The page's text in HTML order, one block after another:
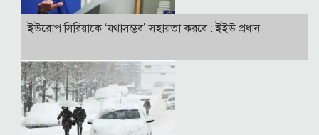
ইউরোপ সিরিয়াকে ‘যথাসম্ভব’ সহায়তা করবে : ইইউ প্রধান